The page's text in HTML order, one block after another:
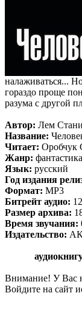
налаживаться...
гораздо проще
разума с другой
Автор: Лем
Название:
Читает: Оробчук
Жанр: фантастика
Язык: русский
Год издания
Формат: MP3
Битрейт аудио:
Размер архива:
Время звучания:
Издательство:
Внимание! У Вас
Войдите на сайт